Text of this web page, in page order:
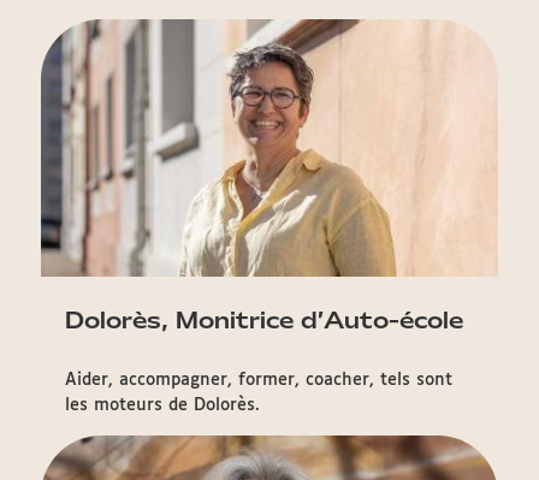
Dolorès, Monitrice d’Auto-école
Aider, accompagner, former, coacher, tels sont
les moteurs de Dolorès.